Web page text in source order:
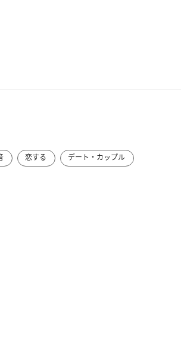
恋する デート・カップル